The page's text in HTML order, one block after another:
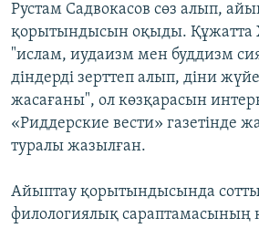
Рустам Садвокасов сөз алып,
қорытындысын оқыды. Құжатта
"ислам, иудаизм мен буддизм
діндерді зерттеп алып, діни
жасағаны", ол көзқарасын
«Риддерские вести» газетінде
туралы жазылған.
Айыптау қорытындысында
филологиялық